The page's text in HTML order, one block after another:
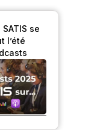
SATIS se
l’été